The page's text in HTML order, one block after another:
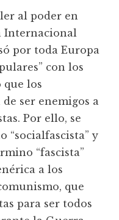
al poder en
Internacional
por toda Europa
con los
que los
ser enemigos a
Por ello, se
“socialfascista” y
“fascista”
a los
que
para ser todos